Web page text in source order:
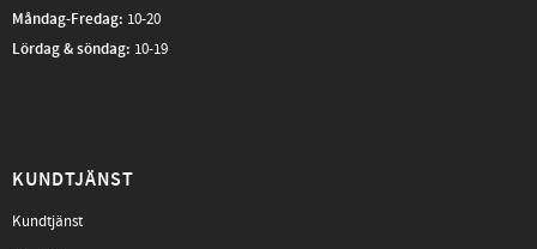
Måndag-Fredag: 10-20
Lördag & söndag: 10-19
KUNDTJÄNST
Kundtjänst